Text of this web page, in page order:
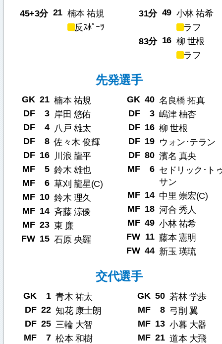
45+3分 21 楠本 祐規
反ｽﾎﾟｰﾂ
31分 49 小林 祐希
ラフ
83分 16 柳 世根
ラフ
先発選手
GK 21 楠本 祐規
DF
3 岸田 悠佑
DF
4 八戸 雄太
DF
8 佐々木 俊輝
DF 16
川浪 龍平
MF
5 鈴木 雄也
MF
6 草刈 龍星(C)
MF 10 鈴木 理久
MF 14 斉藤 涼優
MF 23 東 廉
FW 15 石原 央羅
GK 40 名良橋 拓真
DF
3 嶋津 柚杏
DF 16 柳 世根
DF 19 ウォン･テラン
DF 80 濱名 真央
MF
6 セドリック･ト
サン
MF 14 中里 崇宏(C)
MF 18 河合 秀人
MF 49 小林 祐希
FW 11 藤本 憲明
FW 44 新玉 瑛琉
交代選手
GK 1 青木 祐太
DF 22 知花 康士朗
DF 25 三輪 大智
MF
7 松本 和樹
GK 50 若林 学歩
MF
8 弓削 翼
MF 13 小暮 大器
MF 21 道本 大飛